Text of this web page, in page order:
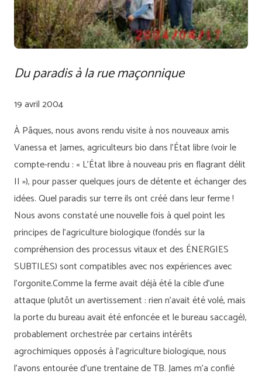
Du paradis à la rue maçonnique
19 avril 2004
À Pâques, nous avons rendu visite à nos nouveaux amis
Vanessa et James, agriculteurs bio dans l’État libre (voir le
compte-rendu : « L’État libre à nouveau pris en flagrant délit
II »), pour passer quelques jours de détente et échanger des
idées. Quel paradis sur terre ils ont créé dans leur ferme !
Nous avons constaté une nouvelle fois à quel point les
principes de l’agriculture biologique (fondés sur la
compréhension des processus vitaux et des ÉNERGIES
SUBTILES) sont compatibles avec nos expériences avec
l’orgonite.Comme la ferme avait déjà été la cible d’une
attaque (plutôt un avertissement : rien n’avait été volé, mais
la porte du bureau avait été enfoncée et le bureau saccagé),
probablement orchestrée par certains intérêts
agrochimiques opposés à l’agriculture biologique, nous
l’avons entourée d’une trentaine de TB. James m’a confié